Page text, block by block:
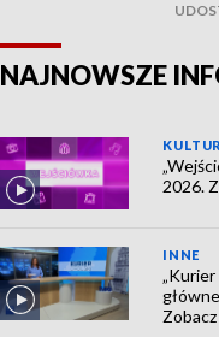
NAJNOWSZE
2026.
INNE